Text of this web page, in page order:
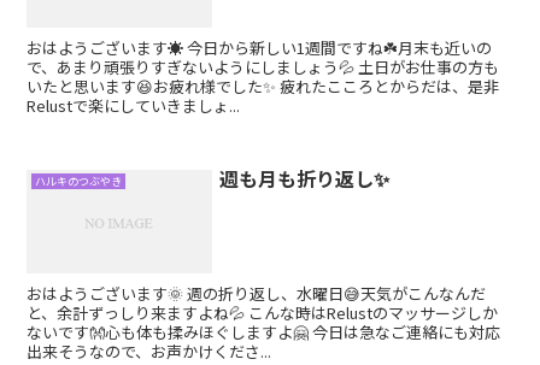
おはようございます☀ 今日から新しい1週間ですね☘️月末も近いの
で、あまり頑張りすぎないようにしましょう💦 土日がお仕事の方も
いたと思います😆お疲れ様でした✨ 疲れたこころとからだは、是非
Relustで楽にしていきましょ...
ハルキのつぶやき 週も月も折り返し✨
おはようございます🌞 週の折り返し、水曜日😅天気がこんなんだ
と、余計ずっしり来ますよね💦 こんな時はRelustのマッサージしか
ないです👐心も体も揉みほぐしますよ🤗 今日は急なご連絡にも対応
出来そうなので、お声かけくださ...